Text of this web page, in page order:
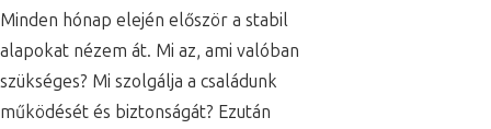
Minden hónap elején először a stabil
alapokat nézem át. Mi az, ami valóban
szükséges? Mi szolgálja a családunk
működését és biztonságát? Ezután